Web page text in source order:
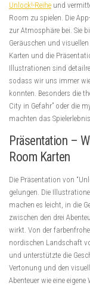
Unlock!-Reihe und
Room zu spielen. Die
zur Atmosphäre bei. Sie
Geräuschen und
Karten und die
Illustrationen sind
sodass wir uns immer
konnten. Besonders die
City in Gefahr” oder die
machten das
Präsentation –
Room Karten
Die Präsentation von
gelungen. Die
machen es leicht, in die
zwischen den drei
wirkt. Von der
nordischen Landschaft
und unterstützte die
Vertonung und den
Abenteuer wie eine eigene